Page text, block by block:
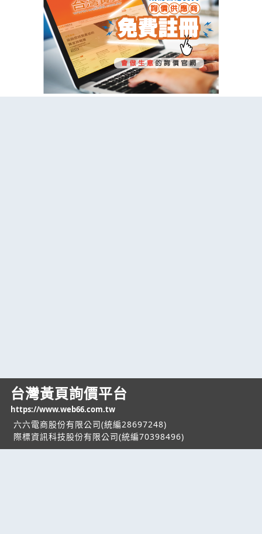
台灣黃頁詢價平台
https://www.web66.com.tw
六六電商股份有限公司(統編28697248)
際標資訊科技股份有限公司(統編70398496)